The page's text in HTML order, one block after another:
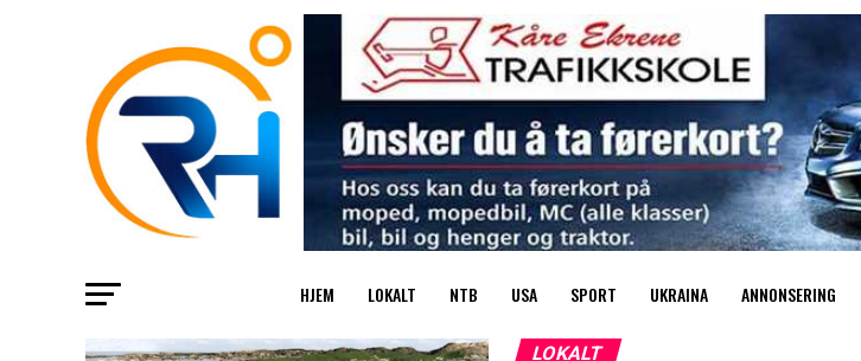
HJEM LOKALT NTB USA SPORT UKRAINA ANNONSERING
LOKALT